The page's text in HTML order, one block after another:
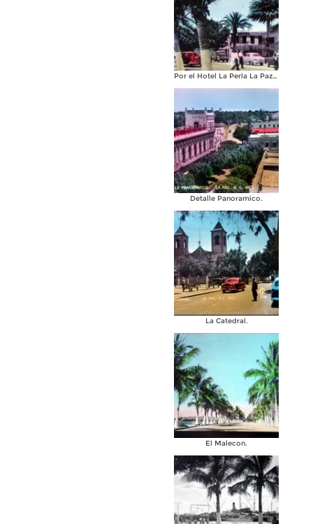
Por el Hotel La Perla La Paz, Baja California Sur .
Detalle Panoramico.
La Catedral.
El Malecon.